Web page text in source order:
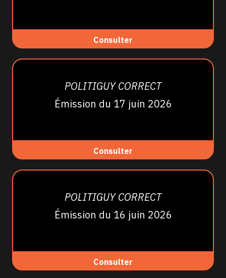
Consulter
POLITIGUY CORRECT
Émission du 17 juin 2026
Consulter
POLITIGUY CORRECT
Émission du 16 juin 2026
Consulter